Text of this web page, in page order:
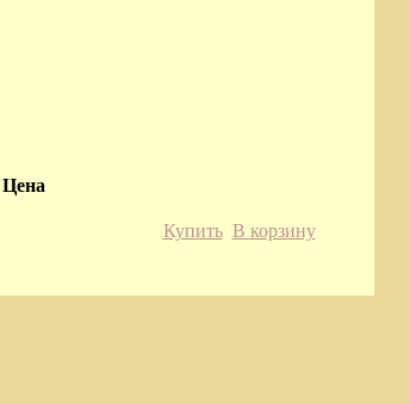
Цена
Купить В корзину